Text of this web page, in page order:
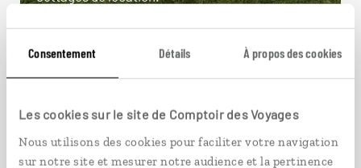
Consentement Détails À propos des cookies
Les cookies sur le site de Comptoir des Voyages
Nous utilisons des cookies pour faciliter votre navigation
sur notre site et mesurer notre audience et la pertinence
6 jours / 5 nuits
à partir de 1750€
VOIR NOS 3 IDÉES DE VOYAGE AUX ÎLES FÉROÉ